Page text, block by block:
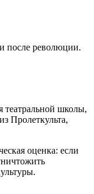
после революции.
театральной школы,
Пролеткульта,
оценка: если